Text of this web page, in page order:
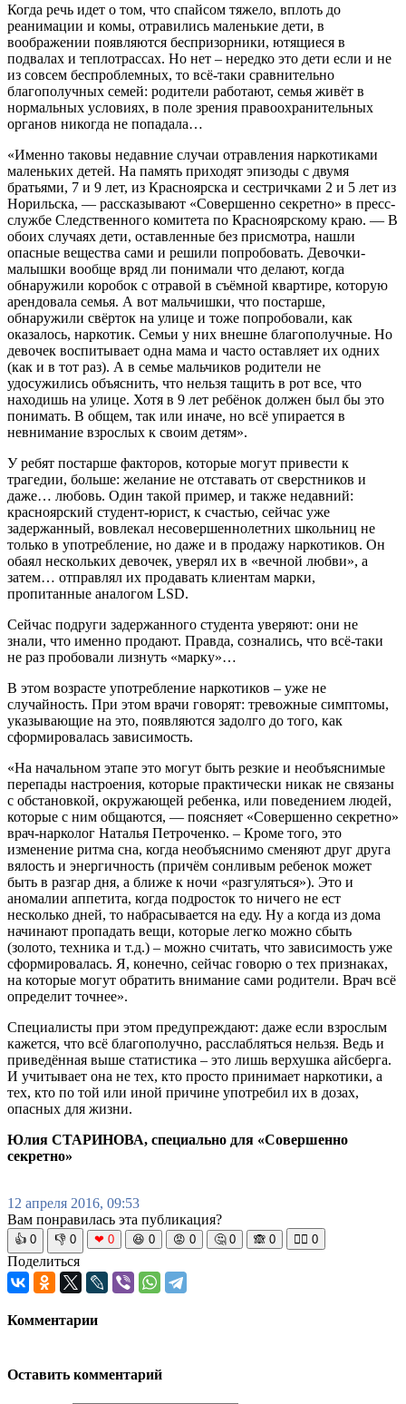
Когда речь идет о том, что спайсом тяжело, вплоть до
реанимации и комы, отравились маленькие дети, в
воображении появляются беспризорники, ютящиеся в
подвалах и теплотрассах. Но нет – нередко это дети если и не
из совсем беспроблемных, то всё-таки сравнительно
благополучных семей: родители работают, семья живёт в
нормальных условиях, в поле зрения правоохранительных
органов никогда не попадала…
«Именно таковы недавние случаи отравления наркотиками
маленьких детей. На память приходят эпизоды с двумя
братьями, 7 и 9 лет, из Красноярска и сестричками 2 и 5 лет из
Норильска, — рассказывают «Совершенно секретно» в пресс-
службе Следственного комитета по Красноярскому краю. — В
обоих случаях дети, оставленные без присмотра, нашли
опасные вещества сами и решили попробовать. Девочки-
малышки вообще вряд ли понимали что делают, когда
обнаружили коробок с отравой в съёмной квартире, которую
арендовала семья. А вот мальчишки, что постарше,
обнаружили свёрток на улице и тоже попробовали, как
оказалось, наркотик. Семьи у них внешне благополучные. Но
девочек воспитывает одна мама и часто оставляет их одних
(как и в тот раз). А в семье мальчиков родители не
удосужились объяснить, что нельзя тащить в рот все, что
находишь на улице. Хотя в 9 лет ребёнок должен был бы это
понимать. В общем, так или иначе, но всё упирается в
невнимание взрослых к своим детям».
У ребят постарше факторов, которые могут привести к
трагедии, больше: желание не отставать от сверстников и
даже… любовь. Один такой пример, и также недавний:
красноярский студент-юрист, к счастью, сейчас уже
задержанный, вовлекал несовершеннолетних школьниц не
только в употребление, но даже и в продажу наркотиков. Он
обаял нескольких девочек, уверял их в «вечной любви», а
затем… отправлял их продавать клиентам марки,
пропитанные аналогом LSD.
Сейчас подруги задержанного студента уверяют: они не
знали, что именно продают. Правда, сознались, что всё-таки
не раз пробовали лизнуть «марку»…
В этом возрасте употребление наркотиков – уже не
случайность. При этом врачи говорят: тревожные симптомы,
указывающие на это, появляются задолго до того, как
сформировалась зависимость.
«На начальном этапе это могут быть резкие и необъяснимые
перепады настроения, которые практически никак не связаны
с обстановкой, окружающей ребенка, или поведением людей,
которые с ним общаются, — поясняет «Совершенно секретно»
врач-нарколог Наталья Петроченко. – Кроме того, это
изменение ритма сна, когда необъяснимо сменяют друг друга
вялость и энергичность (причём сонливым ребенок может
быть в разгар дня, а ближе к ночи «разгуляться»). Это и
аномалии аппетита, когда подросток то ничего не ест
несколько дней, то набрасывается на еду. Ну а когда из дома
начинают пропадать вещи, которые легко можно сбыть
(золото, техника и т.д.) – можно считать, что зависимость уже
сформировалась. Я, конечно, сейчас говорю о тех признаках,
на которые могут обратить внимание сами родители. Врач всё
определит точнее».
Специалисты при этом предупреждают: даже если взрослым
кажется, что всё благополучно, расслабляться нельзя. Ведь и
приведённая выше статистика – это лишь верхушка айсберга.
И учитывает она не тех, кто просто принимает наркотики, а
тех, кто по той или иной причине употребил их в дозах,
опасных для жизни.
Юлия СТАРИНОВА, специально для «Совершенно
секретно»
12 апреля 2016, 09:53
Вам понравилась эта публикация?
👍 0 👎 0 ❤ 0 😆 0 😡 0 🤔 0 🙈 0 🧘‍♀️ 0
Поделиться
Комментарии
Оставить комментарий